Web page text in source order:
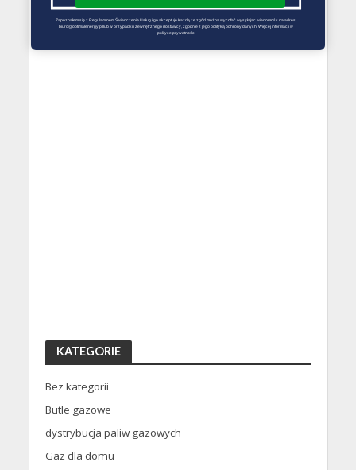
KATEGORIE
Bez kategorii
Butle gazowe
dystrybucja paliw gazowych
Gaz dla domu
Zapoznałem się z Regulaminem Świadczenie Usług i go akceptuję Każdą ze zgód można wycofać wysyłając wiadomość na adres
biuro@optimalenergy.pl lub w przypadku zewnętrznego dostawcy, zgodnie z jego polityką ochrony danych. Więcej informacji w
polityce prywatności